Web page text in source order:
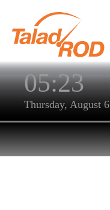
05:23
Thursday, August 6